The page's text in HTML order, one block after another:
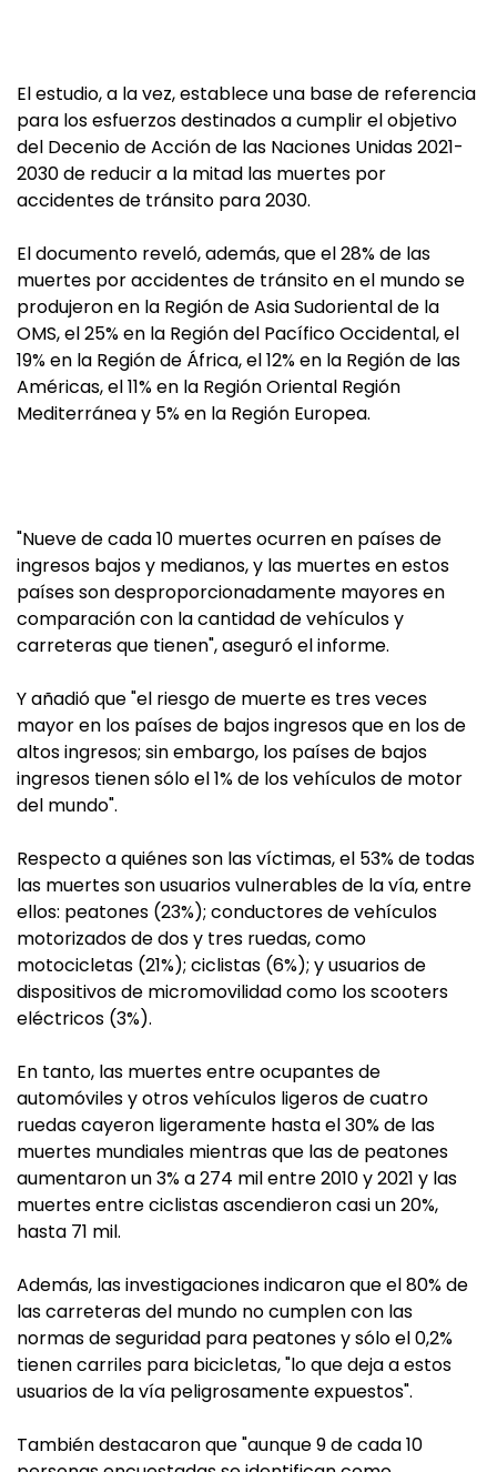
El estudio, a la vez, establece una base de referencia
para los esfuerzos destinados a cumplir el objetivo
del Decenio de Acción de las Naciones Unidas 2021-
2030 de reducir a la mitad las muertes por
accidentes de tránsito para 2030.
El documento reveló, además, que el 28% de las
muertes por accidentes de tránsito en el mundo se
produjeron en la Región de Asia Sudoriental de la
OMS, el 25% en la Región del Pacífico Occidental, el
19% en la Región de África, el 12% en la Región de las
Américas, el 11% en la Región Oriental Región
Mediterránea y 5% en la Región Europea.
"Nueve de cada 10 muertes ocurren en países de
ingresos bajos y medianos, y las muertes en estos
países son desproporcionadamente mayores en
comparación con la cantidad de vehículos y
carreteras que tienen", aseguró el informe.
Y añadió que "el riesgo de muerte es tres veces
mayor en los países de bajos ingresos que en los de
altos ingresos; sin embargo, los países de bajos
ingresos tienen sólo el 1% de los vehículos de motor
del mundo".
Respecto a quiénes son las víctimas, el 53% de todas
las muertes son usuarios vulnerables de la vía, entre
ellos: peatones (23%); conductores de vehículos
motorizados de dos y tres ruedas, como
motocicletas (21%); ciclistas (6%); y usuarios de
dispositivos de micromovilidad como los scooters
eléctricos (3%).
En tanto, las muertes entre ocupantes de
automóviles y otros vehículos ligeros de cuatro
ruedas cayeron ligeramente hasta el 30% de las
muertes mundiales mientras que las de peatones
aumentaron un 3% a 274 mil entre 2010 y 2021 y las
muertes entre ciclistas ascendieron casi un 20%,
hasta 71 mil.
Además, las investigaciones indicaron que el 80% de
las carreteras del mundo no cumplen con las
normas de seguridad para peatones y sólo el 0,2%
tienen carriles para bicicletas, "lo que deja a estos
usuarios de la vía peligrosamente expuestos".
También destacaron que "aunque 9 de cada 10